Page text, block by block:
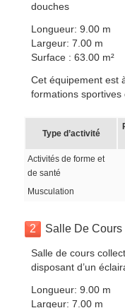
douches
Longueur: 9.00 m
Largeur: 7.00 m
Surface : 63.00 m²
Cet équipement est
formations sportives
Type d’activité
Activités de forme et
de santé
Musculation
2 Salle De
Salle de cours
disposant d’un
Longueur: 9.00 m
Largeur: 7.00 m